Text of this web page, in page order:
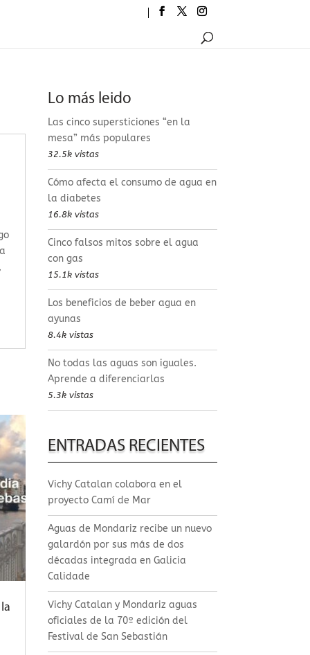
Lo más leido
Las cinco supersticiones “en la
mesa” más populares
32.5k vistas
Cómo afecta el consumo de agua en
la diabetes
16.8k vistas
Cinco falsos mitos sobre el agua
con gas
15.1k vistas
Los beneficios de beber agua en
ayunas
8.4k vistas
No todas las aguas son iguales.
Aprende a diferenciarlas
5.3k vistas
ENTRADAS RECIENTES
Vichy Catalan colabora en el
proyecto Camí de Mar
Aguas de Mondariz recibe un nuevo
galardón por sus más de dos
décadas integrada en Galicia
Calidade
Vichy Catalan y Mondariz aguas
oficiales de la 70º edición del
Festival de San Sebastián